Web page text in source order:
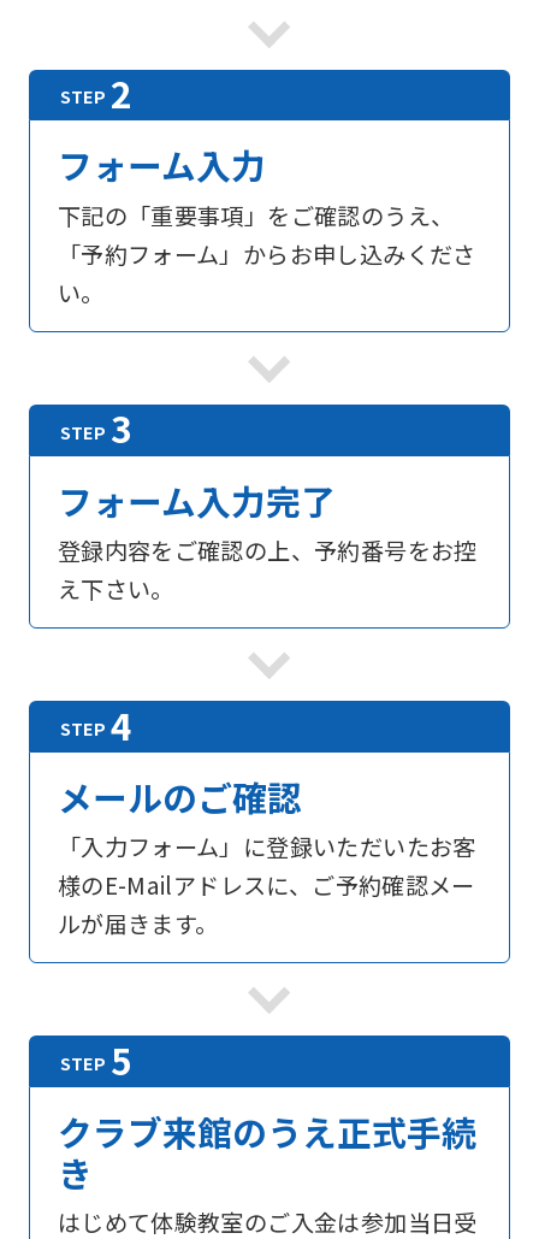
フォーム入力
下記の「重要事項」をご確認のうえ、
「予約フォーム」からお申し込みくださ
い。
フォーム入力完了
登録内容をご確認の上、予約番号をお控
え下さい。
メールのご確認
「入力フォーム」に登録いただいたお客
様のE-Mailアドレスに、ご予約確認メー
ルが届きます。
クラブ来館のうえ正式手続
き
はじめて体験教室のご入金は参加当日受
For
foreigners
Central